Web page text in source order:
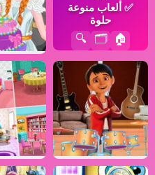
✅ ألعاب منوعة
حلوة
🏠
🗂️
🔍